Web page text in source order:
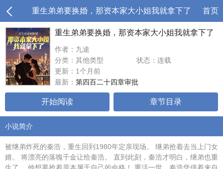
重生弟弟要换婚，那资本家大小姐我就拿下了 首页
重生弟弟要换婚，那资本家大小姐我就拿下了
作者：九途
分类：其他类型
状态：连载
更新：1个月前
最新： 第四百二十四章审批
开始阅读 章节目录
小说简介
被继弟炸死的秦浩，重生回到1980年定亲现场。 继弟抢着去当上门女
婿。 将漂亮的落魄千金让给秦浩。 直到此刻，秦浩才明白，继弟也重